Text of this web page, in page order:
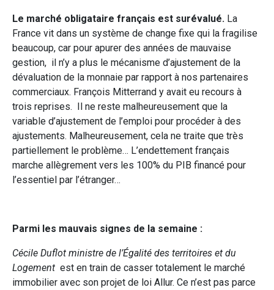
Le marché obligataire français est surévalué. La
France vit dans un système de change fixe qui la fragilise
beaucoup, car pour apurer des années de mauvaise
gestion, il n’y a plus le mécanisme d’ajustement de la
dévaluation de la monnaie par rapport à nos partenaires
commerciaux. François Mitterrand y avait eu recours à
trois reprises. Il ne reste malheureusement que la
variable d’ajustement de l’emploi pour procéder à des
ajustements. Malheureusement, cela ne traite que très
partiellement le problème… L’endettement français
marche allègrement vers les 100% du PIB financé pour
l’essentiel par l’étranger…
Parmi les mauvais signes de la semaine :
Cécile Duflot ministre de l’Égalité des territoires et du
Logement est en train de casser totalement le marché
immobilier avec son projet de loi Allur. Ce n’est pas parce